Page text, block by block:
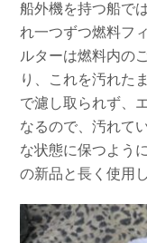
店舗情報
Shop Info.
お問い合わせ
Contact us
採用情報
Recruit
船外機を持つ船で
れ一つずつ燃料フ
ルターは燃料内の
り、これを汚れた
で濾し取られず、
なるので、汚れて
な状態に保つよう
の新品と長く使用